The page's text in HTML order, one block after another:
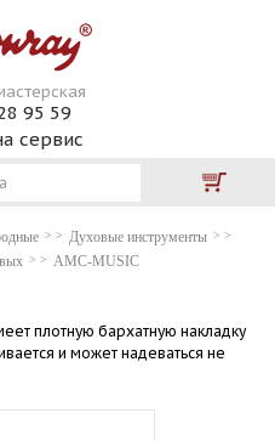
95 59
сервис
Духовые инструменты
AMC-MUSIC
плотную бархатную накладку
и может надеваться не